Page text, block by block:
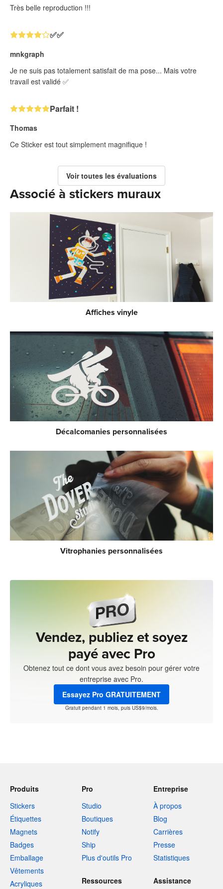
Très belle reproduction !!!
✅✅
mnkgraph
Je ne suis pas totalement satisfait de ma pose... Mais votre
travail est validé ✅
Parfait !
Thomas
Ce Sticker est tout simplement magnifique !
Voir toutes les évaluations
Associé à stickers muraux
Affiches vinyle
Décalcomanies personnalisées
Vitrophanies personnalisées
Vendez, publiez et soyez
payé avec Pro
Obtenez tout ce dont vous avez besoin pour gérer votre
entreprise avec Pro.
Essayez Pro GRATUITEMENT
Gratuit pendant 1 mois, puis US$9/mois.
Produits
Stickers
Étiquettes
Magnets
Badges
Emballage
Vêtements
Acryliques
Pro
Studio
Boutiques
Notify
Ship
Plus d'outils Pro
Entreprise
À propos
Blog
Carrières
Presse
Statistiques
Ressources Assistance